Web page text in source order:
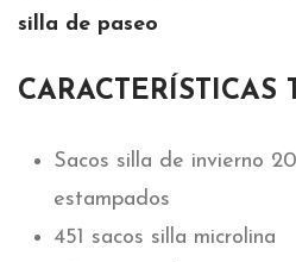
silla de paseo
CARACTERÍSTICAS
Sacos silla de invierno
estampados
451 sacos silla microlina